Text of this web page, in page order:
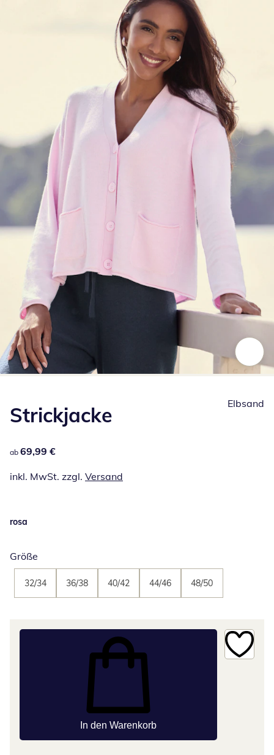
Strickjacke
69,99 €
ab 69,99 €
inkl. MwSt. zzgl. Versand
Elbsand
rosa
Größe
32/34 36/38 40/42 44/46 48/50
In den Warenkorb